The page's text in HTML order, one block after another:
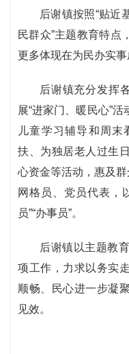
后谢镇按照“贴近
民群众”主题教育特点
更多体现在为民办实事
后谢镇充分发挥
展“进家门、暖民心”
儿童学习辅导和周
扶、为独居老人过生
心资金等活动，惠及
网格员、党员代表，
员”“办事员”。
后谢镇以主题教
项工作，力求以务实
顺畅、民心进一步凝
见效。